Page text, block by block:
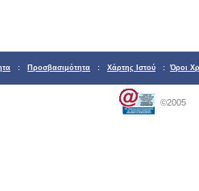
: Προσβασιμότητα : Χάρτης Ιστού : Όροι
©2005